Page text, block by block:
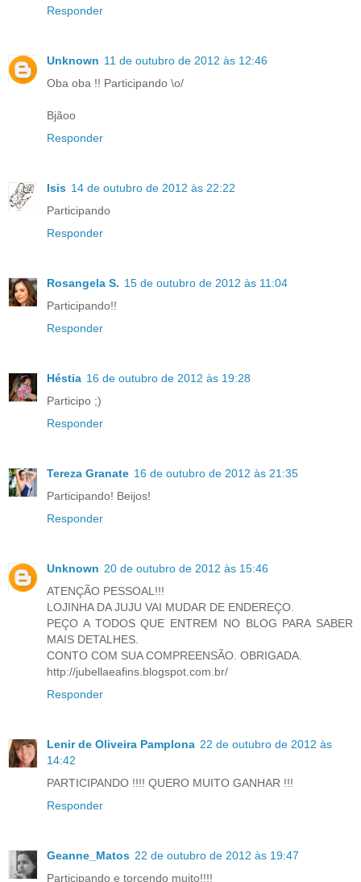
Responder
Unknown 11 de outubro de 2012 às 12:46
Oba oba !! Participando \o/
Bjãoo
Responder
Isis 14 de outubro de 2012 às 22:22
Participando
Responder
Rosangela S. 15 de outubro de 2012 às 11:04
Participando!!
Responder
Héstia 16 de outubro de 2012 às 19:28
Participo ;)
Responder
Tereza Granate 16 de outubro de 2012 às 21:35
Participando! Beijos!
Responder
Unknown 20 de outubro de 2012 às 15:46
ATENÇÃO PESSOAL!!!
LOJINHA DA JUJU VAI MUDAR DE ENDEREÇO.
PEÇO A TODOS QUE ENTREM NO BLOG PARA SABER
MAIS DETALHES.
CONTO COM SUA COMPREENSÃO. OBRIGADA.
http://jubellaeafins.blogspot.com.br/
Responder
Lenir de Oliveira Pamplona 22 de outubro de 2012 às
14:42
PARTICIPANDO !!!! QUERO MUITO GANHAR !!!
Responder
Geanne_Matos 22 de outubro de 2012 às 19:47
Participando e torcendo muito!!!!